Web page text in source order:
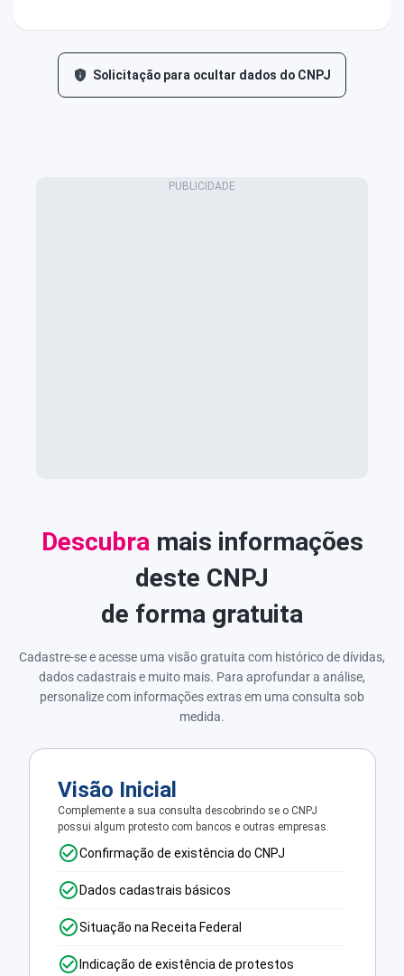
Solicitação para ocultar dados do CNPJ
Descubra mais informações
deste CNPJ
de forma gratuita
Cadastre-se e acesse uma visão gratuita com histórico de dívidas,
dados cadastrais e muito mais. Para aprofundar a análise,
personalize com informações extras em uma consulta sob
medida.
Visão Inicial
Complemente a sua consulta descobrindo se o CNPJ
possui algum protesto com bancos e outras empresas.
Confirmação de existência do CNPJ
Dados cadastrais básicos
Situação na Receita Federal
Indicação de existência de protestos